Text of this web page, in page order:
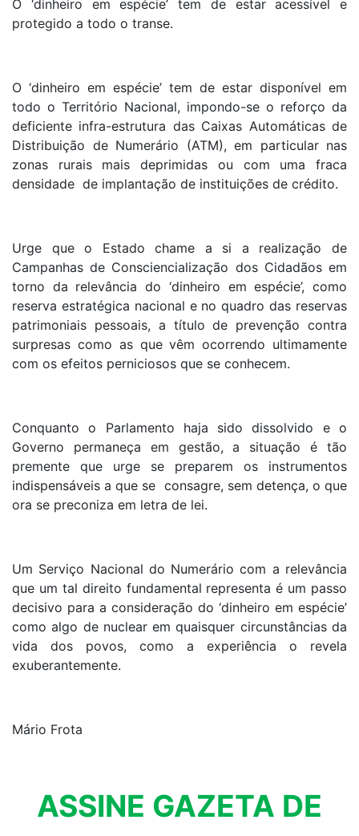
O ‘dinheiro em espécie’ tem de estar acessível e
protegido a todo o transe.
O ‘dinheiro em espécie’ tem de estar disponível em
todo o Território Nacional, impondo-se o reforço da
deficiente infra-estrutura das Caixas Automáticas de
Distribuição de Numerário (ATM), em particular nas
zonas rurais mais deprimidas ou com uma fraca
densidade de implantação de instituições de crédito.
Urge que o Estado chame a si a realização de
Campanhas de Consciencialização dos Cidadãos em
torno da relevância do ‘dinheiro em espécie’, como
reserva estratégica nacional e no quadro das reservas
patrimoniais pessoais, a título de prevenção contra
surpresas como as que vêm ocorrendo ultimamente
com os efeitos perniciosos que se conhecem.
Conquanto o Parlamento haja sido dissolvido e o
Governo permaneça em gestão, a situação é tão
premente que urge se preparem os instrumentos
indispensáveis a que se consagre, sem detença, o que
ora se preconiza em letra de lei.
Um Serviço Nacional do Numerário com a relevância
que um tal direito fundamental representa é um passo
decisivo para a consideração do ‘dinheiro em espécie’
como algo de nuclear em quaisquer circunstâncias da
vida dos povos, como a experiência o revela
exuberantemente.
Mário Frota
ASSINE GAZETA DE